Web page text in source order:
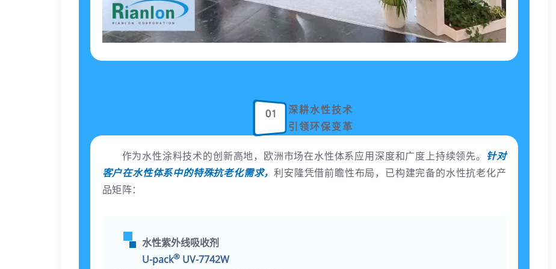
01
深耕水性技术
引领环保变革
作为水性涂料技术的创新高地，欧洲市场在水性体系应用深度和广度上持续领先。 针对
客户在水性体系中的特殊抗老化需求，利安隆凭借前瞻性布局，已构建完备的水性抗老化产
品矩阵：
水性紫外线吸收剂
U-pack® UV-7742W